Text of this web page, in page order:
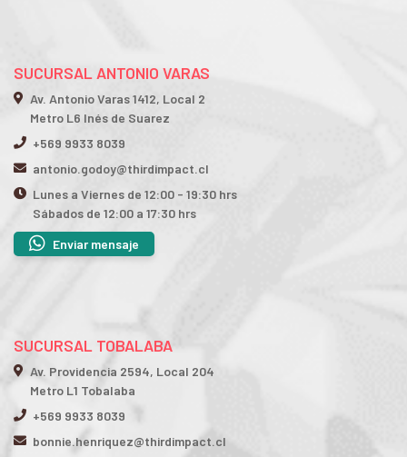
SUCURSAL ANTONIO VARAS
Av. Antonio Varas 1412, Local 2
Metro L6 Inés de Suarez
+569 9933 8039
antonio.godoy@thirdimpact.cl
Lunes a Viernes de 12:00 - 19:30 hrs
Sábados de 12:00 a 17:30 hrs
Enviar mensaje
SUCURSAL TOBALABA
Av. Providencia 2594, Local 204
Metro L1 Tobalaba
+569 9933 8039
bonnie.henriquez@thirdimpact.cl